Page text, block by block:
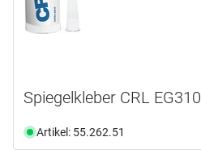
Spiegelkleber CRL EG310
Artikel: 55.262.51